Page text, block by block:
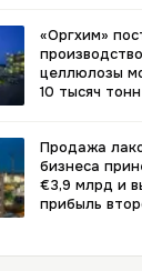
«Оргхим»
целлюлозы
10 тысяч
Продажа
бизнеса
€3,9 млрд и
прибыль